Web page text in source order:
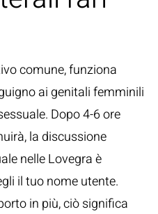
comune, funziona
ai genitali femminili
Dopo 4-6 ore
la discussione
nelle Lovegra è
il tuo nome utente.
in più, ciò significa